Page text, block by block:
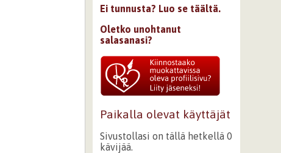
Ei tunnusta? Luo se täältä.
Oletko unohtanut
salasanasi?
Paikalla olevat käyttäjät
Sivustollasi on tällä hetkellä 0
kävijää.